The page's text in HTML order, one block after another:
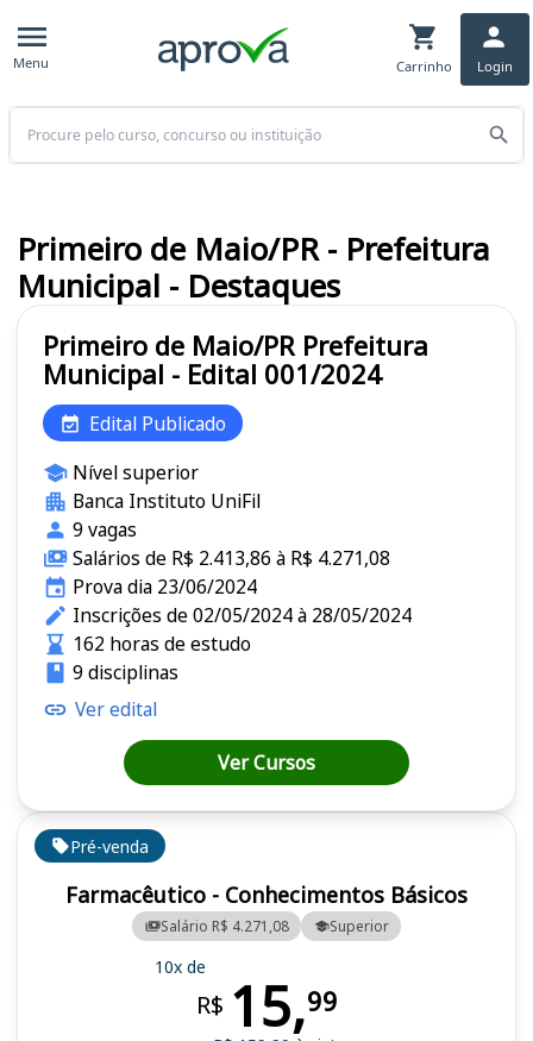
Menu Carrinho Login
Buscar
Pré-venda
Farmacêutico - Conhecimentos Básicos
Salário R$ 4.271,08 Superior
10x de
R$ 15,99
Primeiro de Maio/PR Prefeitura
Municipal - Edital 001/2024
Edital Publicado
Nível superior
Banca Instituto UniFil
9 vagas
Salários de R$ 2.413,86 à R$ 4.271,08
Prova dia 23/06/2024
Inscrições de 02/05/2024 à 28/05/2024
162 horas de estudo
9 disciplinas
Ver edital
Ver Cursos
Primeiro de Maio/PR - Prefeitura
Municipal - Destaques